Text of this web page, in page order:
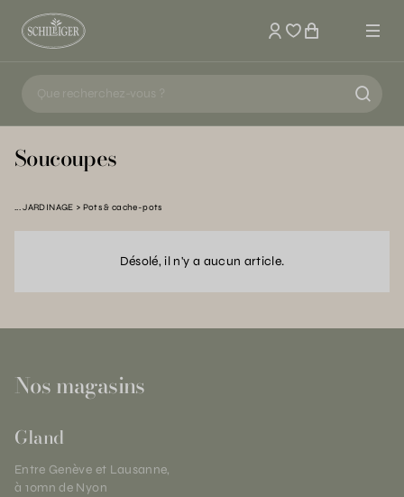
Mon compte
Soucoupes
JARDINAGE Pots & cache-pots
Désolé, il n'y a aucun article.
Nos magasins
Gland
Entre Genève et Lausanne,
à 10mn de Nyon